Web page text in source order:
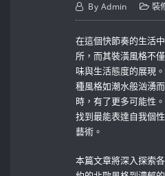
By Admin 裝
在這個快節奏的生活
所，而其裝潢風格不
味與生活態度的展現
種風格如潮水般汹湧
時，有了更多可能性
找到最能表達自我個
藝術。
本篇文章將深入探索